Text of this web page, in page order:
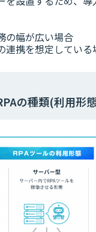
の幅が広い場合
連携を想定している
の種類(利用形